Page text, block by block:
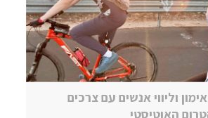
וליווי אנשים עם צרכים
האוטיסטי